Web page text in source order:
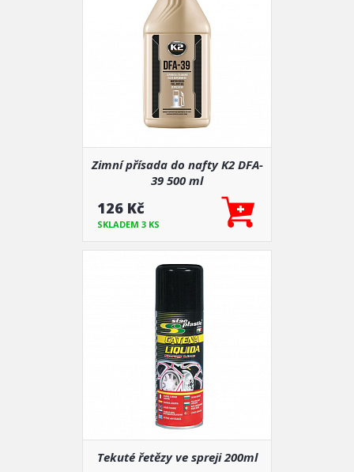
Zimní přísada do nafty K2 DFA-
39 500 ml
126 Kč
SKLADEM 3 KS
Tekuté řetězy ve spreji 200ml